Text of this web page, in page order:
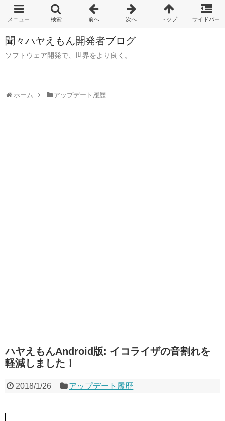
聞々ハヤえもん開発者ブログ
ソフトウェア開発で、世界をより良く。
ホーム アップデート履歴
ハヤえもんAndroid版: イコライザの音割れを
軽減しました！
2018/1/26 アップデート履歴